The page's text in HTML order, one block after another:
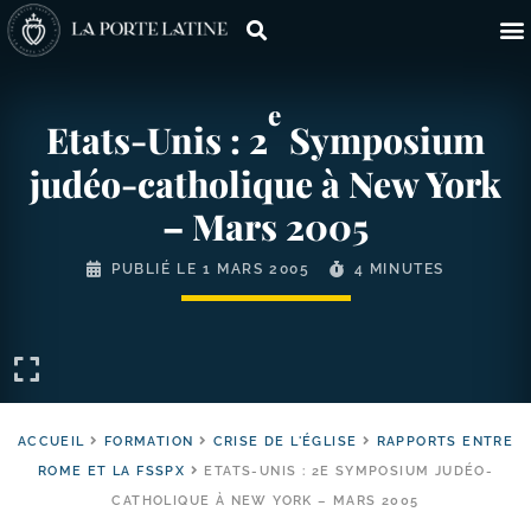
Etats-​Unis : 2
e
Symposium
judéo-​catholique à New York
– Mars 2005
PUBLIÉ LE 1 MARS 2005 4 MINUTES
ACCUEIL FORMATION CRISE DE L'ÉGLISE
RAPPORTS ENTRE
ROME ET LA FSSPX
ETATS-UNIS : 2E SYMPOSIUM JUDÉO-
CATHOLIQUE À NEW YORK – MARS 2005